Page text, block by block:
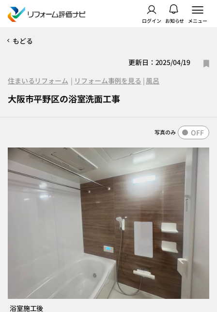
ログイン お知らせ メニュー
もどる
更新日：2025/04/19
住まいるリフォーム | リフォーム事例を見る | 風呂
大阪市平野区の浴室洗面工事
写真のみ OFF
浴室施工後